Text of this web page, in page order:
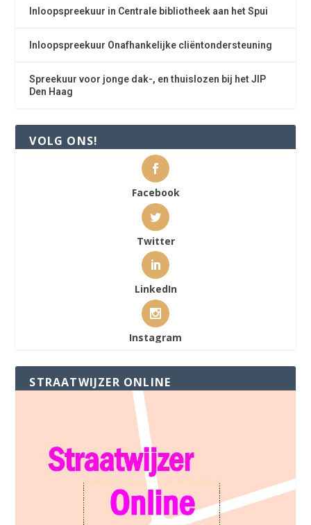
Inloopspreekuur in Centrale bibliotheek aan het Spui
Inloopspreekuur Onafhankelijke cliëntondersteuning
Spreekuur voor jonge dak-, en thuislozen bij het JIP
Den Haag
VOLG ONS!
Facebook
Twitter
LinkedIn
Instagram
STRAATWIJZER ONLINE